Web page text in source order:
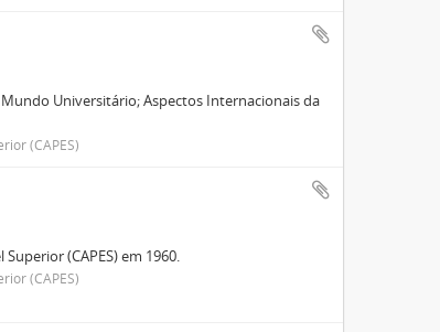
Universitário; Aspectos Internacionais da
(CAPES)
(CAPES) em 1960.
(CAPES)